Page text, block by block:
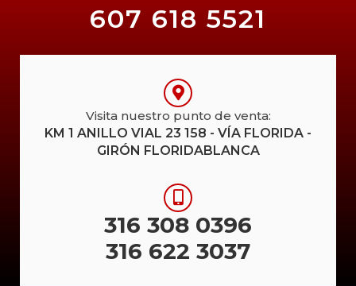
607 618 5521
Visita nuestro punto de venta:
KM 1 ANILLO VIAL 23 158 - VÍA FLORIDA -
GIRÓN FLORIDABLANCA
316 308 0396
316 622 3037